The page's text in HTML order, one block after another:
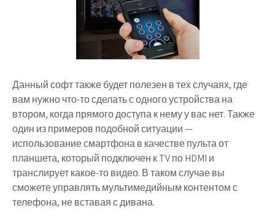
Данный софт также будет полезен в тех случаях, где
вам нужно что-то сделать с одного устройства на
втором, когда прямого доступа к нему у вас нет. Также
один из примеров подобной ситуации —
использование смартфона в качестве пульта от
планшета, который подключен к TV по HDMI и
транслирует какое-то видео. В таком случае вы
сможете управлять мультимедийным контентом с
телефона, не вставая с дивана.